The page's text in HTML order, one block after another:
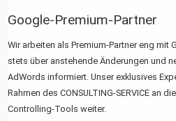
Google-Premium-Partner
Wir arbeiten als Premium-Partner eng mit
stets über anstehende Änderungen und
AdWords informiert. Unser exklusives
Rahmen des CONSULTING-SERVICE an
Controlling-Tools weiter.